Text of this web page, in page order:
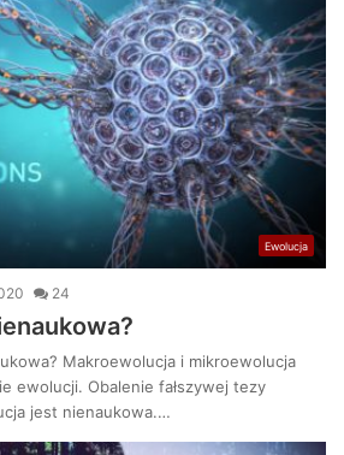
Ewolucja
24
Makroewolucja i mikroewolucja
ewolucji. Obalenie fałszywej tezy
jest nienaukowa.…